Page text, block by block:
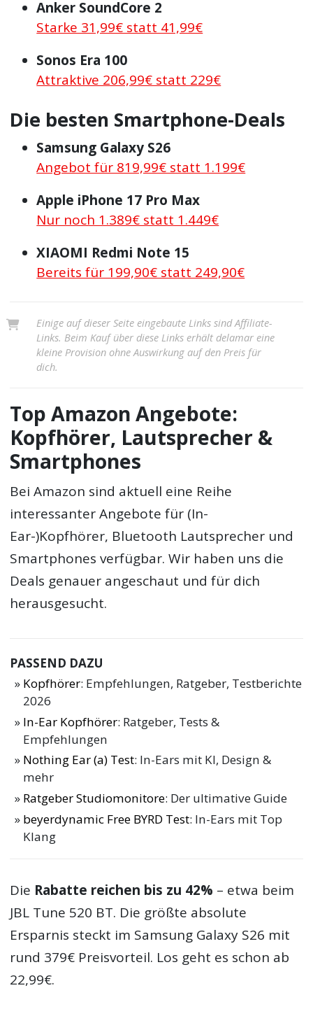
Anker SoundCore 2
Starke 31,99€ statt 41,99€
Sonos Era 100
Attraktive 206,99€ statt 229€
Die besten Smartphone-Deals
Samsung Galaxy S26
Angebot für 819,99€ statt 1.199€
Apple iPhone 17 Pro Max
Nur noch 1.389€ statt 1.449€
XIAOMI Redmi Note 15
Bereits für 199,90€ statt 249,90€
Einige auf dieser Seite eingebaute Links sind Affiliate-
Links. Beim Kauf über diese Links erhält delamar eine
kleine Provision ohne Auswirkung auf den Preis für
dich.
Top Amazon Angebote:
Kopfhörer, Lautsprecher &
Smartphones
Bei Amazon sind aktuell eine Reihe
interessanter Angebote für (In-
Ear-)Kopfhörer, Bluetooth Lautsprecher und
Smartphones verfügbar. Wir haben uns die
Deals genauer angeschaut und für dich
herausgesucht.
PASSEND DAZU
Kopfhörer: Empfehlungen, Ratgeber, Testberichte
2026
In-Ear Kopfhörer: Ratgeber, Tests &
Empfehlungen
Nothing Ear (a) Test: In-Ears mit KI, Design &
mehr
Ratgeber Studiomonitore: Der ultimative Guide
beyerdynamic Free BYRD Test: In-Ears mit Top
Klang
Die Rabatte reichen bis zu 42% – etwa beim
JBL Tune 520 BT. Die größte absolute
Ersparnis steckt im Samsung Galaxy S26 mit
rund 379€ Preisvorteil. Los geht es schon ab
22,99€.